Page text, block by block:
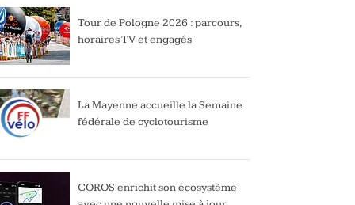
Tour de Pologne 2026 : parcours,
horaires TV et engagés
La Mayenne accueille la Semaine
fédérale de cyclotourisme
COROS enrichit son écosystème